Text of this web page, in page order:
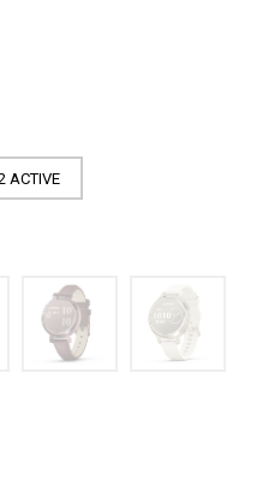
ACTIVE